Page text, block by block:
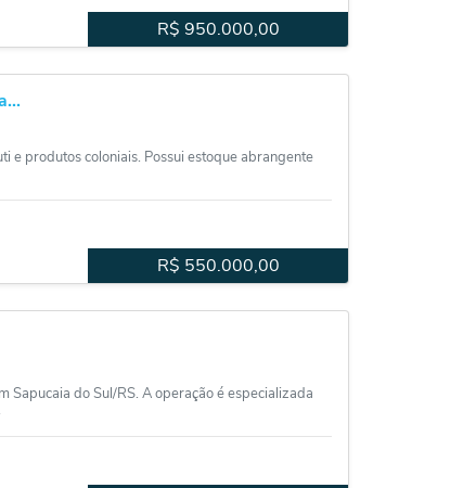
R$ 950.000,00
e produtos coloniais. Possui estoque abrangente
R$ 550.000,00
Sapucaia do Sul/RS. A operação é especializada